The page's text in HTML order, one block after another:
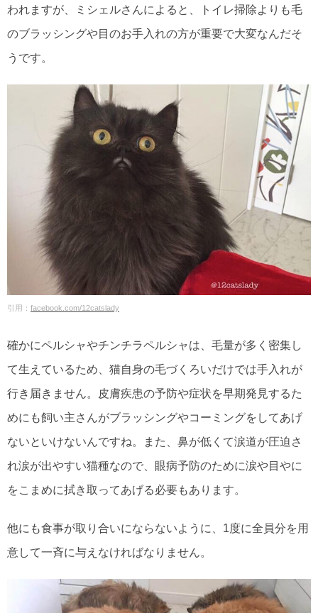
われますが、ミシェルさんによると、トイレ掃除よりも毛
のブラッシングや目のお手入れの方が重要で大変なんだそ
うです。
引用： facebook.com/12catslady
確かにペルシャやチンチラペルシャは、毛量が多く密集し
て生えているため、猫自身の毛づくろいだけでは手入れが
行き届きません。皮膚疾患の予防や症状を早期発見するた
めにも飼い主さんがブラッシングやコーミングをしてあげ
ないといけないんですね。また、鼻が低くて涙道が圧迫さ
れ涙が出やすい猫種なので、眼病予防のために涙や目やに
をこまめに拭き取ってあげる必要もあります。
他にも食事が取り合いにならないように、1度に全員分を用
意して一斉に与えなければなりません。